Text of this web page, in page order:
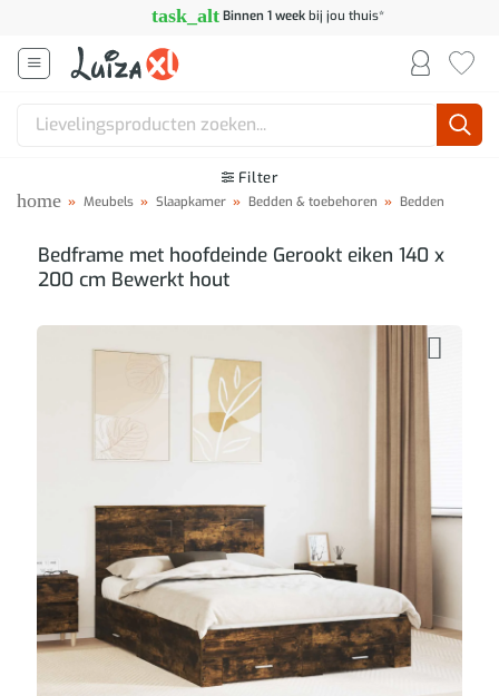
inhoud
task_alt Binnen 1 weekbij jou thuis*
Zoeken
Filter
home » Meubels » Slaapkamer » Bedden & toebehoren » Bedden
Bedframe met hoofdeinde Gerookt eiken 140 x
200 cm Bewerkt hout